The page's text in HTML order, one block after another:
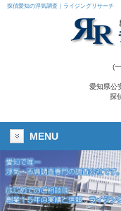
探偵愛知の浮気調査｜ライジングリサーチ
(
愛知県公
探偵業
MENU